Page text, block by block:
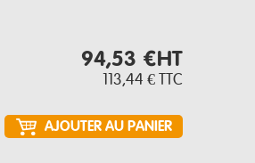
94,53 €HT
113,44 € TTC